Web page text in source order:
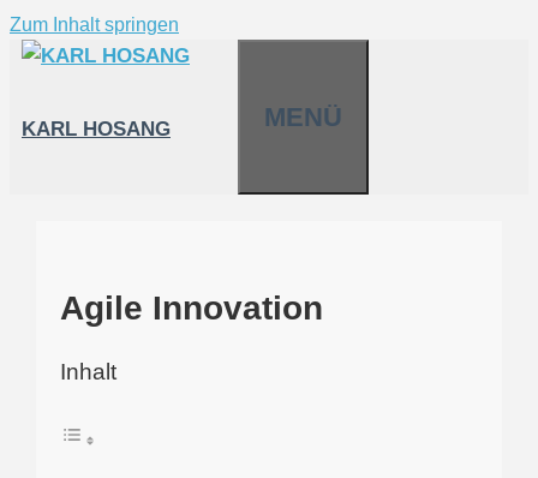
Zum Inhalt springen
KARL HOSANG MENÜ
Agile Innovation
Inhalt